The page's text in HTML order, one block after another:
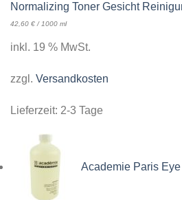
Normalizing Toner Gesicht
42,60 €/1000 ml
inkl. 19 % MwSt.
zzgl. Versandkosten
Lieferzeit: 2-3 Tage
Academie Paris